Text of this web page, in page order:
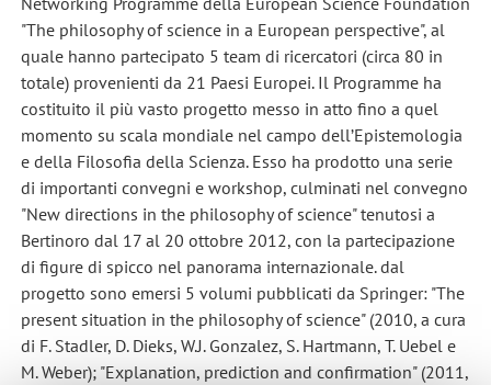
"The philosophy of science in a European perspective", al
quale hanno partecipato 5 team di ricercatori (circa 80 in
totale) provenienti da 21 Paesi Europei. Il Programme ha
costituito il più vasto progetto messo in atto fino a quel
momento su scala mondiale nel campo dell’Epistemologia
e della Filosofia della Scienza. Esso ha prodotto una serie
di importanti convegni e workshop, culminati nel convegno
"New directions in the philosophy of science" tenutosi a
Bertinoro dal 17 al 20 ottobre 2012, con la partecipazione
di figure di spicco nel panorama internazionale. dal
progetto sono emersi 5 volumi pubblicati da Springer: "The
present situation in the philosophy of science" (2010, a cura
di F. Stadler, D. Dieks, W.J. Gonzalez, S. Hartmann, T. Uebel e
M. Weber); "Explanation, prediction and confirmation" (2011,